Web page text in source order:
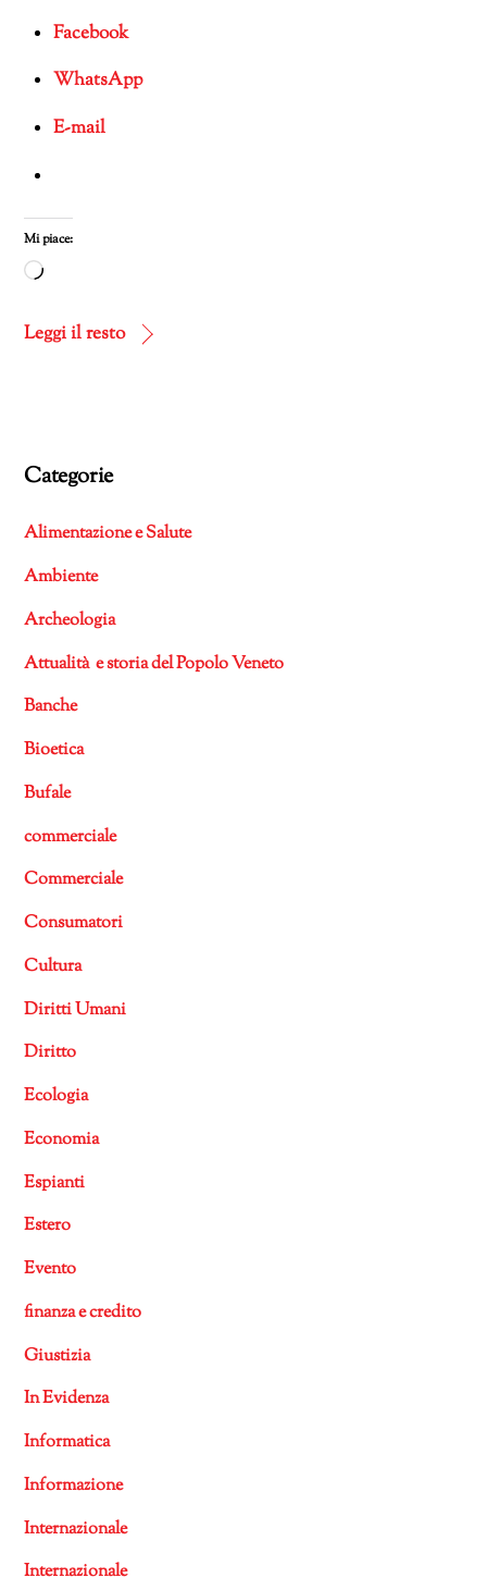
Facebook
WhatsApp
E-mail
Mi piace:
Caricamento
corso…
Leggi il resto
Categorie
Alimentazione e Salute
Ambiente
Archeologia
Attualità e storia del Popolo Veneto
Banche
Bioetica
Bufale
commerciale
Commerciale
Consumatori
Cultura
Diritti Umani
Diritto
Ecologia
Economia
Espianti
Estero
Evento
finanza e credito
Giustizia
In Evidenza
Informatica
Informazione
Internazionale
Internazionale